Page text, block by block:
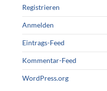
Registrieren
Anmelden
Eintrags-Feed
Kommentar-Feed
WordPress.org